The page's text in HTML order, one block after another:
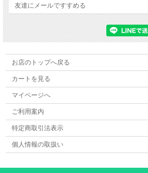
友達にメールですすめる
お店のトップへ戻る
カートを見る
マイページへ
ご利用案内
特定商取引法表示
個人情報の取扱い